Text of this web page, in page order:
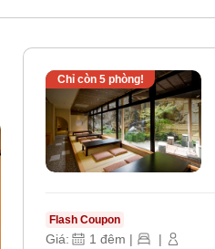
Chỉ còn 5phòng!
Flash Coupon
Giá: 1 đêm | |